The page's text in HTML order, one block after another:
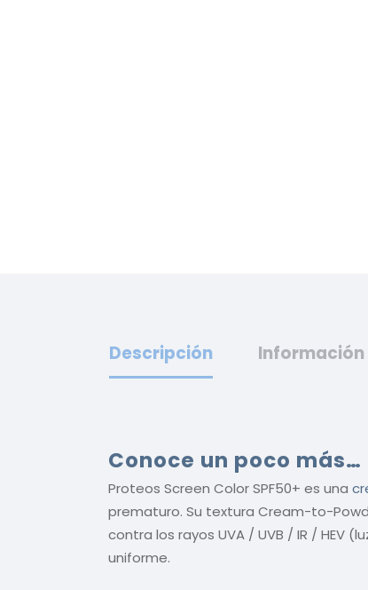
Descripción
Conoce un poco más…
Proteos Screen Color SPF50+ es una
prematuro. Su textura Cream-to-
contra los rayos UVA / UVB / IR / HEV
uniforme.